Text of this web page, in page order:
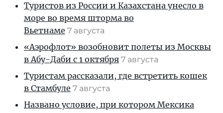
Туристов из России и Казахстана унесло в
море во время шторма во
Вьетнаме 7 августа
«Аэрофлот» возобновит полеты из Москвы
в Абу-Даби с 1 октября 7 августа
Туристам рассказали, где встретить кошек
в Стамбуле 7 августа
Названо условие, при котором Мексика